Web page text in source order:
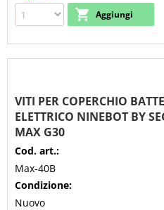
VITI PER COPERCHIO
ELETTRICO NINEBOT BY
MAX G30
Cod. art.:
Max-40B
Condizione:
Nuovo